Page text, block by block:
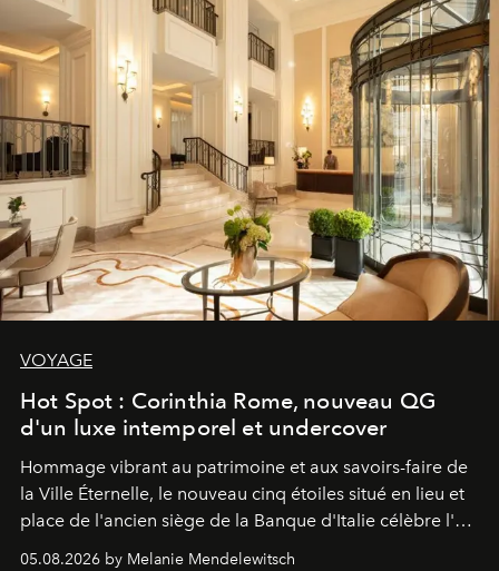
VOYAGE
Hot Spot : Corinthia Rome, nouveau QG
d'un luxe intemporel et undercover
Hommage vibrant au patrimoine et aux savoirs-faire de
la Ville Éternelle, le nouveau cinq étoiles situé en lieu et
place de l'ancien siège de la Banque d'Italie célèbre l'art
de vivre Romain dans toute son élégance intemporelle.
05.08.2026 by Melanie Mendelewitsch